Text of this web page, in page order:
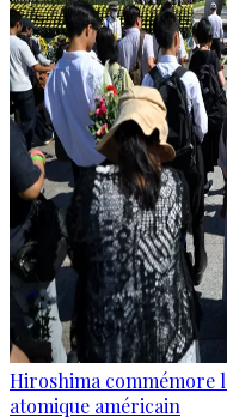
Hiroshima commémore
atomique américain